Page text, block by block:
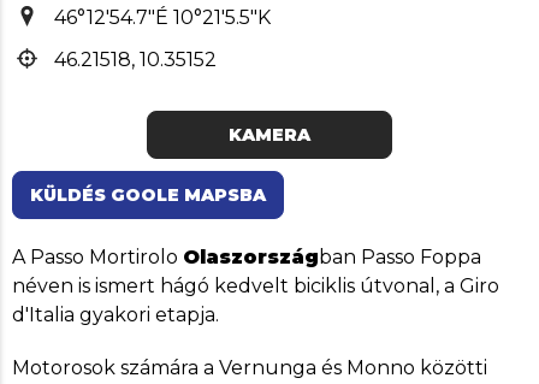
46°12'54.7"É 10°21'5.5"K
46.21518, 10.35152
KAMERA
KÜLDÉS GOOLE MAPSBA
A Passo Mortirolo Olaszországban Passo Foppa
néven is ismert hágó kedvelt biciklis útvonal, a Giro
d'Italia gyakori etapja.
Motorosok számára a Vernunga és Monno közötti